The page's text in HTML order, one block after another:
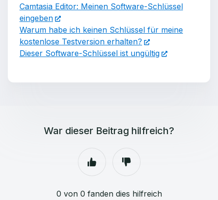
Camtasia Editor: Meinen Software-Schlüssel
eingeben
Warum habe ich keinen Schlüssel für meine
kostenlose Testversion erhalten?
Dieser Software-Schlüssel ist ungültig
War dieser Beitrag hilfreich?
0 von 0 fanden dies hilfreich